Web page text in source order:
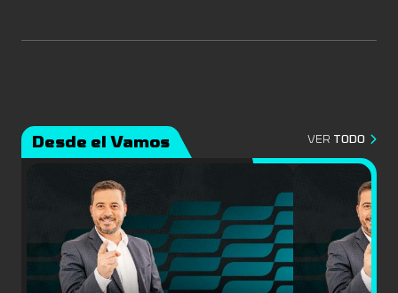
Desde el Vamos VER TODO